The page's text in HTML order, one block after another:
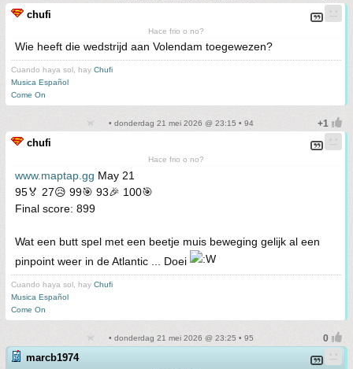
chufi
Hace frio o no?
Wie heeft die wedstrijd aan Volendam toegewezen?
Cuando haya sol, hay Chufi
Musica Español
Come On
• donderdag 21 mei 2026 @ 23:15 • 94
chufi
Hace frio o no?
www.maptap.gg May 21
95🏅 27😥 99🎯 93🎉 100🎯
Final score: 899
Wat een butt spel met een beetje muis beweging gelijk al een
pinpoint weer in de Atlantic ... Doei
Cuando haya sol, hay Chufi
Musica Español
Come On
• donderdag 21 mei 2026 @ 23:25 • 95
marcb1974